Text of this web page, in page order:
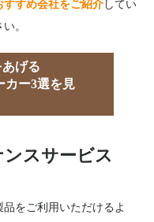
すめ会社をご紹介してい
。
げる
カー3選を見
スサービス
をご利用いただけるよ